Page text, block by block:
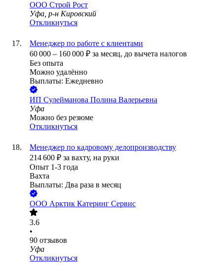
ООО Строй Рост
Уфа, р-н Кировский
Откликнуться
Менеджер по работе с клиентами
60 000 – 160 000 ₽ за месяц, до вычета налогов
Без опыта
Можно удалённо
Выплаты: Ежедневно
ИП Сулейманова Полина Валерьевна
Уфа
Можно без резюме
Откликнуться
Менеджер по кадровому делопроизводству
214 600 ₽ за вахту, на руки
Опыт 1-3 года
Вахта
Выплаты: Два раза в месяц
ООО Арктик Катеринг Сервис
3.6
•
90 отзывов
Уфа
Откликнуться